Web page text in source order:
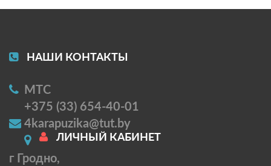
НАШИ КОНТАКТЫ
МТС
+375 (33) 654-40-01
4karapuzika@tut.by
г Гродно,
ЛИЧНЫЙ КАБИНЕТ